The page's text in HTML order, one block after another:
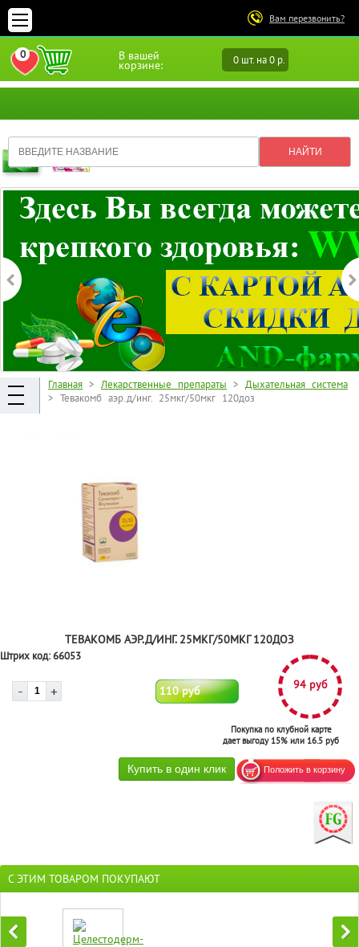
Вам перезвонить?
В вашей
корзине: 0 шт. на 0 р.
0
ПЕРЕЙТИ В ИЗБРАННОЕ
Главная > Лекарственные препараты > Дыхательная система
> Тевакомб аэр.д/инг. 25мкг/50мкг 120доз
ТЕВАКОМБ АЭР.Д/ИНГ. 25МКГ/50МКГ 120ДОЗ
Штрих код:66053
110 руб 94 руб
Покупка по клубной карте
дает выгоду 15% или 16.5 руб
С ЭТИМ ТОВАРОМ ПОКУПАЮТ